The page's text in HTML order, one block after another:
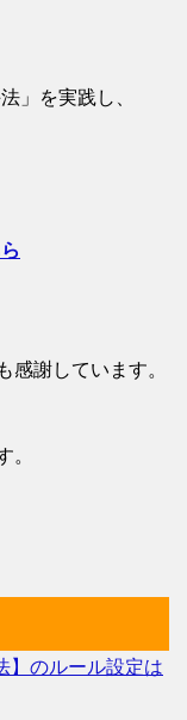
」を実践し、
感謝しています。
。
】のルール設定は